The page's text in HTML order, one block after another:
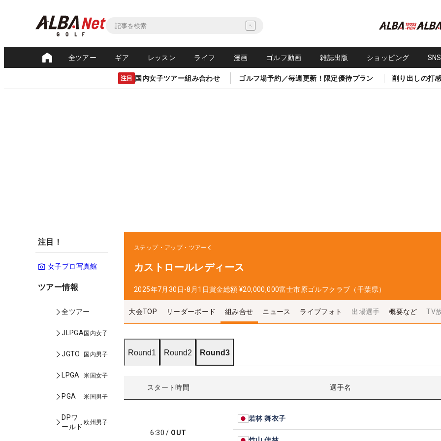
全ツアー ギア レッスン ライフ 漫画 ゴルフ動画 雑誌出版 ショッピング
注目 国内女子ツアー組み合わせ ゴルフ場予約／毎週更新！限定優待プラン 削り出しの打
注目！
女子プロ写真館
ツアー情報
全ツアー
JLPGA国内女子
JGTO 国内男子
LPGA 米国女子
PGA 米国男子
DPワ
ールド
欧州男子
ステップ・アップ・ツアー
カストロールレディース
2025年7月30日-8月1日賞金総額 ¥20,000,000富士市原ゴルフクラブ（千葉県）
大会TOP リーダーボード 組み合せ ニュース ライブフォト 出場選手 概要など TV
Round1 Round2 Round3
スタート時間 選手名
6:30 / OUT
若林 舞衣子